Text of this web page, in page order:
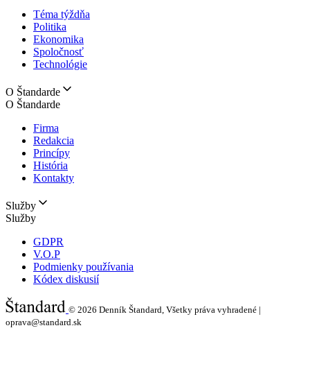
Téma týždňa
Politika
Ekonomika
Spoločnosť
Technológie
O Štandarde
O Štandarde
Firma
Redakcia
Princípy
História
Kontakty
Služby
Služby
GDPR
V.O.P
Podmienky používania
Kódex diskusií
© 2026 Denník Štandard, Všetky práva vyhradené |
oprava@standard.sk